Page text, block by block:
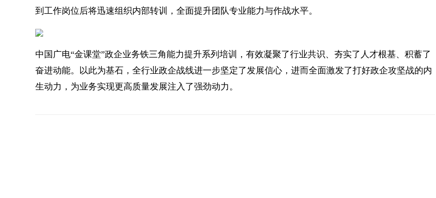
到工作岗位后将迅速组织内部转训，全面提升团队专业能力与作战水平。
中国广电“金课堂”政企业务铁三角能力提升系列培训，有效凝聚了行业共识、夯实了人才根基、积蓄了
奋进动能。以此为基石，全行业政企战线进一步坚定了发展信心，进而全面激发了打好政企攻坚战的内
生动力，为业务实现更高质量发展注入了强劲动力。